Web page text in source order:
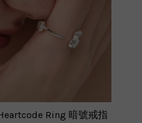
Ring 暗號戒指